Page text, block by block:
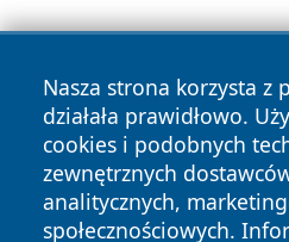
Nasza strona korzysta z
działała prawidłowo.
cookies i podobnych
zewnętrznych
analitycznych,
społecznościowych.
Copyright © 2026
zastrzeżone.